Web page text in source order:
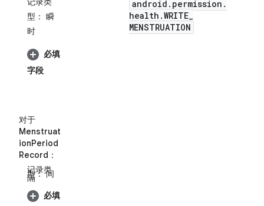
型： 瞬
时
必填
字段
对于
Menstruat
ionPeriod
Record ：
记录类
型：间
隔
必填
android . permission .
health .WRITE_
MENSTRUATION